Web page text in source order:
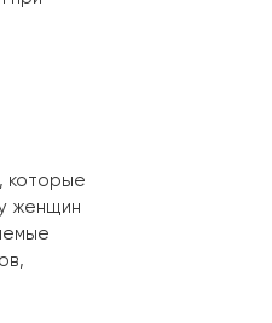
которые
женщин